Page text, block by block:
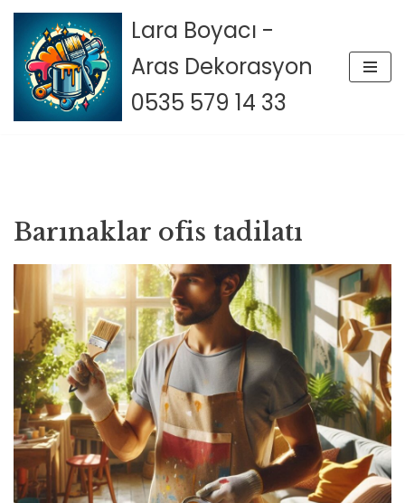
İçeriğe
geç
Lara Boyacı -
Aras Dekorasyon
0535 579 14 33
Barınaklar ofis tadilatı